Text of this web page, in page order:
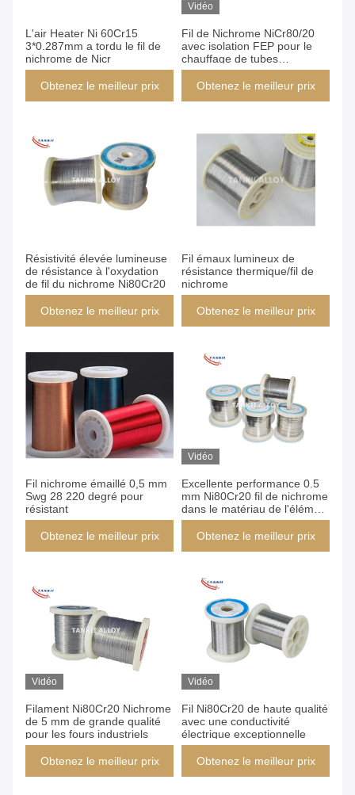
L'air Heater Ni 60Cr15
3*0.287mm a tordu le fil de
nichrome de Nicr
Obtenez le meilleur prix
Vidéo
Fil de Nichrome NiCr80/20
avec isolation FEP pour le
chauffage de tubes
respiratoires médicaux en
tailles 0,4 mm et 0,44 mm
Obtenez le meilleur prix
Résistivité élevée lumineuse
de résistance à l'oxydation
de fil du nichrome Ni80Cr20
Obtenez le meilleur prix
Fil émaux lumineux de
résistance thermique/fil de
nichrome
Obtenez le meilleur prix
Fil nichrome émaillé 0,5 mm
Swg 28 220 degré pour
résistant
Obtenez le meilleur prix
Vidéo
Excellente performance 0.5
mm Ni80Cr20 fil de nichrome
dans le matériau de l'élément
de chauffage électrique
Obtenez le meilleur prix
Vidéo
Filament Ni80Cr20 Nichrome
de 5 mm de grande qualité
pour les fours industriels
Obtenez le meilleur prix
Vidéo
Fil Ni80Cr20 de haute qualité
avec une conductivité
électrique exceptionnelle
Obtenez le meilleur prix